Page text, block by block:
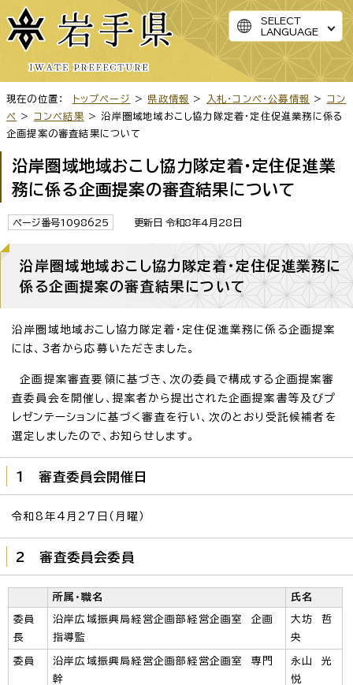
SELECT
LANGUAGE
現在の位置： トップページ > 県政情報 > 入札・コンペ・公募情報 > コン
ペ
> コンペ結果 > 沿岸圏域地域おこし協力隊定着・定住促進業務に係る
企画提案の審査結果について
沿岸圏域地域おこし協力隊定着・定住促進業
務に係る企画提案の審査結果について
ページ番号1098625 更新日 令和8年4月28日
沿岸圏域地域おこし協力隊定着・定住促進業務に
係る企画提案の審査結果について
沿岸圏域地域おこし協力隊定着・定住促進業務に係る企画提案
には、3者から応募いただきました。
企画提案審査要領に基づき、次の委員で構成する企画提案審
査委員会を開催し、提案者から提出された企画提案書等及びプ
レゼンテーションに基づく審査を行い、次のとおり受託候補者を
選定しましたので、お知らせします。
1 審査委員会開催日
令和8年4月27日（月曜）
2 審査委員会委員
所属・職名 氏名
委員
長
沿岸広域振興局経営企画部経営企画室 企画
指導監
大坊 哲
央
委員
沿岸広域振興局経営企画部経営企画室 専門
幹
永山 光
悦